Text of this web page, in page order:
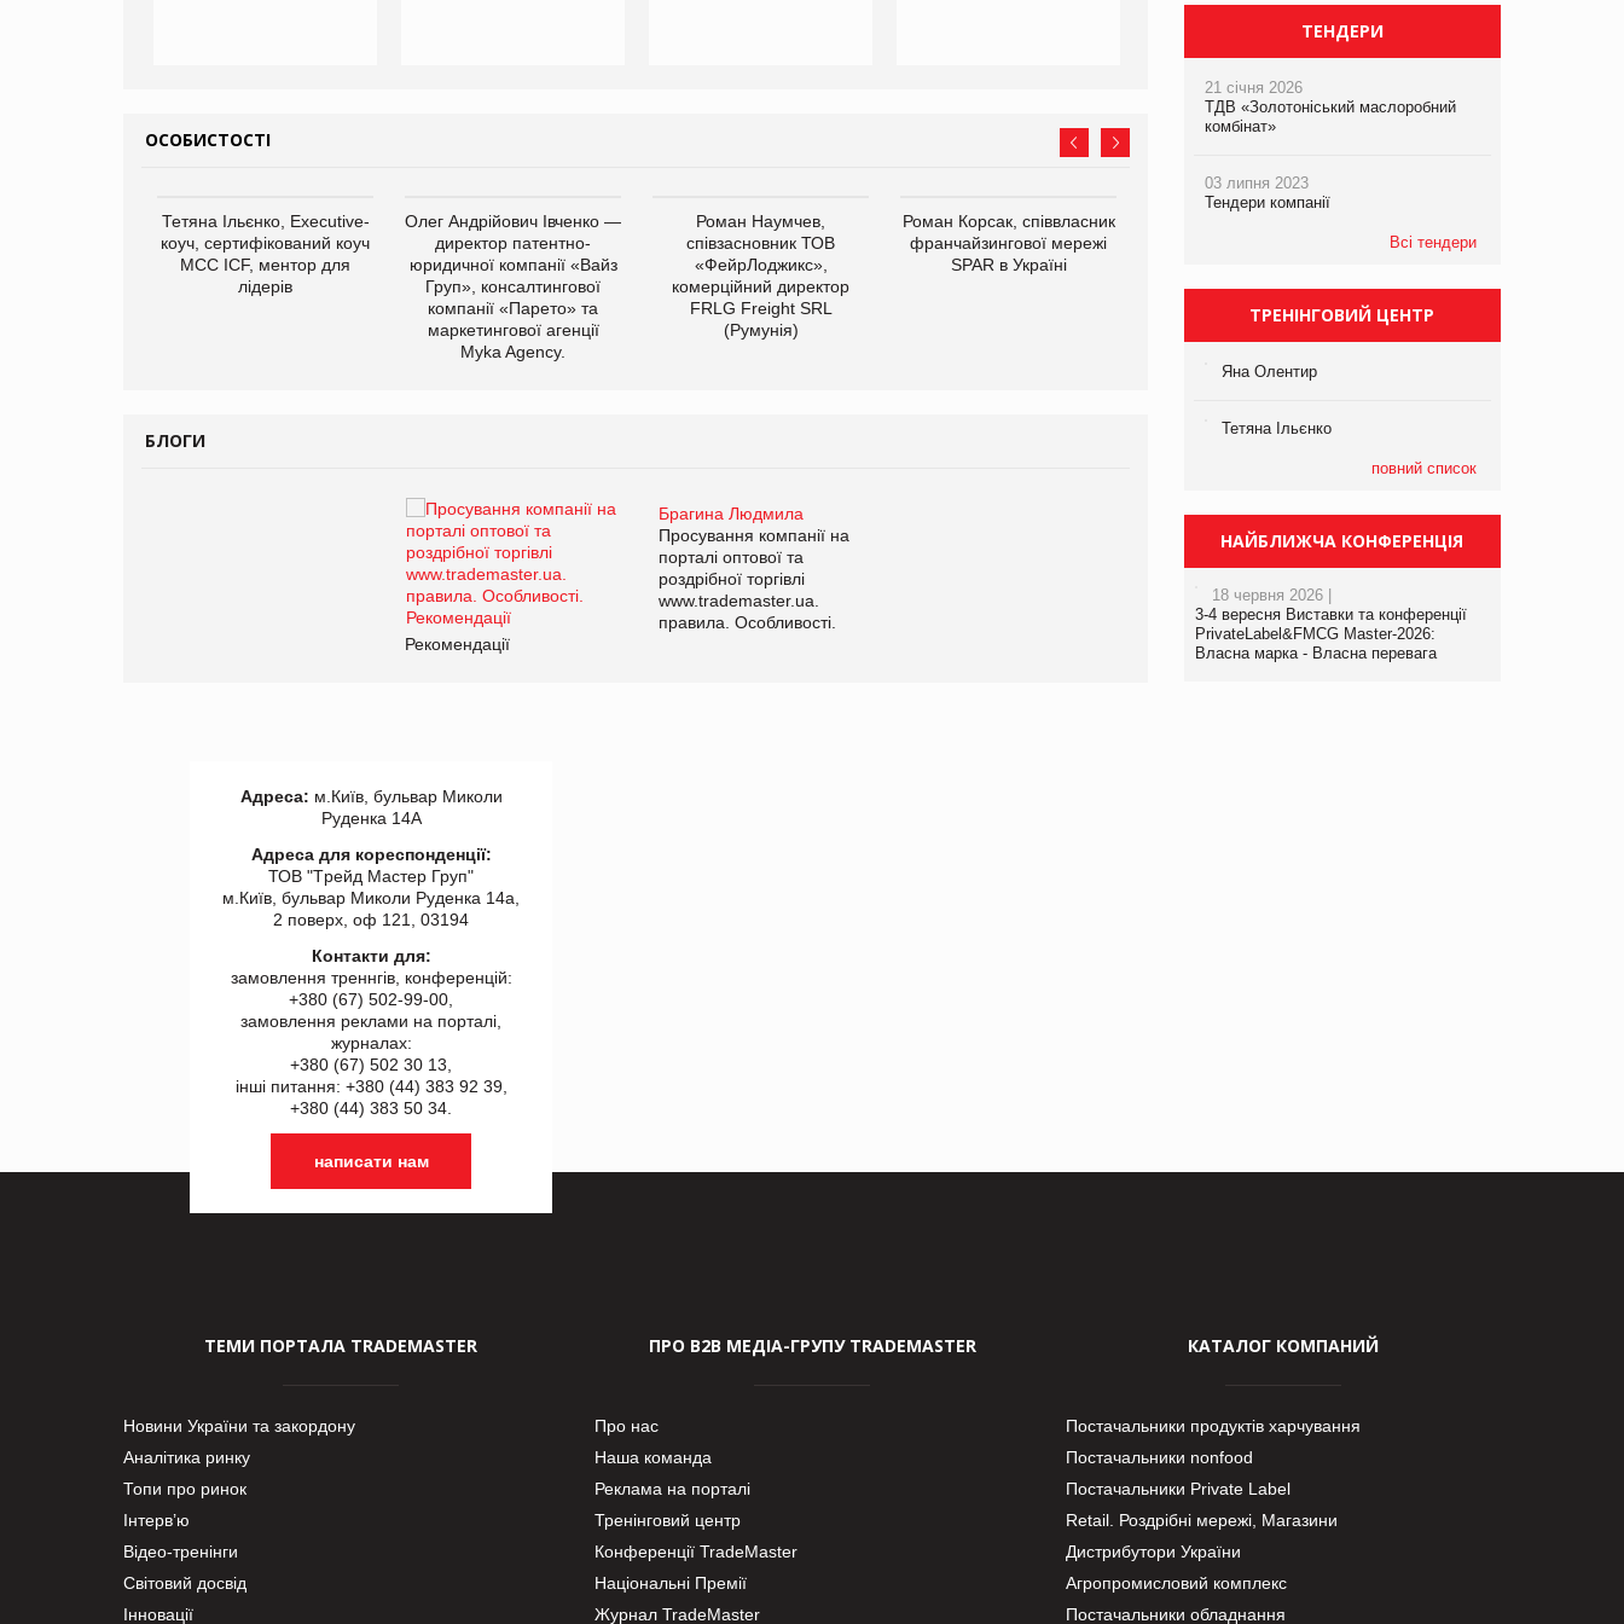
ОСОБИСТОСТІ
Тетяна Ільєнко, Executive-
коуч, сертифікований коуч
МСС ICF, ментор для
лідерів
Олег Андрійович Івченко —
директор патентно-
юридичної компанії «Вайз
Груп», консалтингової
компанії «Парето» та
маркетингової агенції
Myka Agency.
Роман Наумчев,
співзасновник ТОВ
«ФейрЛоджикс»,
комерційний директор
FRLG Freight SRL
(Румунія)
Роман Корсак, співвласник
франчайзингової мережі
SPAR в Україні
виробництва
компанії «УкраМарин»
БЛОГИ
Брагина Людмила
Просування компанії на
порталі оптової та
роздрібної торгівлі
www.trademaster.ua.
правила. Особливості.
Рекомендації
Брагина Людмила
Просування компанії на
www.trademaster.ua.
правила. Особливості.
ТЕНДЕРИ
21 січня 2026
ТДВ «Золотоніський маслоробний
комбінат»
03 липня 2023
Тендери компанії
Всі тендери
ТРЕНІНГОВИЙ ЦЕНТР
Яна Олентир
Тетяна Ільєнко
повний список
НАЙБЛИЖЧА КОНФЕРЕНЦІЯ
18 червня 2026 |
3-4 вересня Виставки та конференції
PrivateLabel&FMCG Master-2026:
Власна марка - Власна перевага
Адреса: м.Київ, бульвар Миколи
Руденка 14А
Адреса для кореспонденції:
ТОВ "Tрейд Мастер Груп"
м.Київ, бульвар Миколи Руденка 14а,
2 поверх, оф 121, 03194
Контакти для:
замовлення треннгів, конференцій:
+380 (67) 502-99-00,
замовлення реклами на порталі,
журналах:
+380 (67) 502 30 13,
інші питання: +380 (44) 383 92 39,
+380 (44) 383 50 34.
написати нам
ТЕМИ ПОРТАЛА TRADEMASTER
Новини України та закордону
Аналітика ринку
Топи про ринок
Інтерв’ю
Відео-тренінги
Світовий досвід
Інновації
ПРО В2В МЕДІА-ГРУПУ TRADEMASTER
Про нас
Наша команда
Реклама на порталі
Тренінговий центр
Конференції TradeMaster
Національні Премії
Журнал TradeMaster
КАТАЛОГ КОМПАНИЙ
Постачальники продуктів харчування
Постачальники nonfood
Постачальники Private Label
Retail. Роздрібні мережі, Магазини
Дистрибутори України
Агропромисловий комплекс
Постачальники обладнання